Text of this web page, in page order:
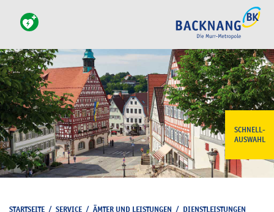
SCHNELL-
AUSWAHL
STARTSEITE / SERVICE / ÄMTER UND LEISTUNGEN / DIENSTLEISTUNGEN